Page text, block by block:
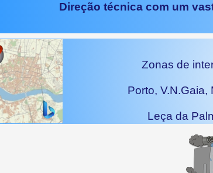
Zonas de
Porto,
Leça da
Direção técnica com um